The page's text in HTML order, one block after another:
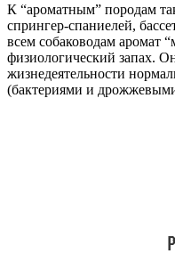
К “ароматным” породам
спрингер-спаниелей,
всем собаководам
физиологический запах.
жизнедеятельности
(бактериями и